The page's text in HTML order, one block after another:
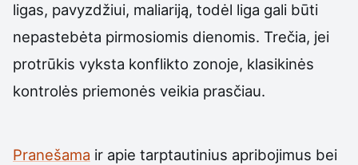
ligas, pavyzdžiui, maliariją, todėl liga gali būti
nepastebėta pirmosiomis dienomis. Trečia, jei
protrūkis vyksta konflikto zonoje, klasikinės
kontrolės priemonės veikia prasčiau.
Pranešama ir apie tarptautinius apribojimus bei